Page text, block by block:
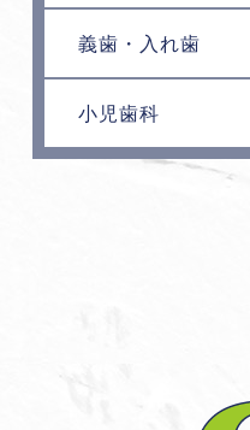
義歯・入れ歯
小児歯科